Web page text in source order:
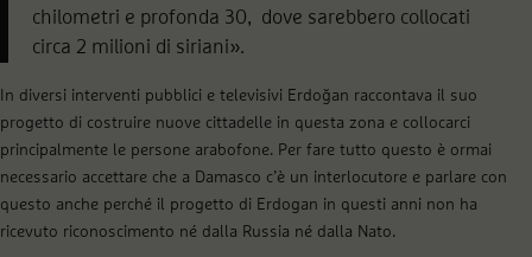
chilometri e profonda 30, dove sarebbero collocati
circa 2 milioni di siriani».
In diversi interventi pubblici e televisivi Erdoğan raccontava il suo
progetto di costruire nuove cittadelle in questa zona e collocarci
principalmente le persone arabofone. Per fare tutto questo è ormai
necessario accettare che a Damasco c’è un interlocutore e parlare con
questo anche perché il progetto di Erdogan in questi anni non ha
ricevuto riconoscimento né dalla Russia né dalla Nato.